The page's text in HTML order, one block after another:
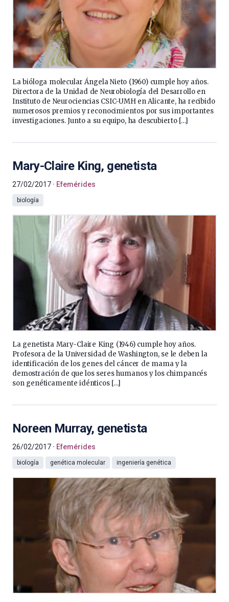
La bióloga molecular Ángela Nieto (1960) cumple hoy años.
Directora de la Unidad de Neurobiología del Desarrollo en
Instituto de Neurociencias CSIC-UMH en Alicante, ha recibido
numerosos premios y reconocimientos por sus importantes
investigaciones. Junto a su equipo, ha descubierto […]
Mary-Claire King, genetista
27/02/2017 Efemérides
biología
La genetista Mary-Claire King (1946) cumple hoy años.
Profesora de la Universidad de Washington, se le deben la
identificación de los genes del cáncer de mama y la
demostración de que los seres humanos y los chimpancés
son genéticamente idénticos […]
Noreen Murray, genetista
26/02/2017 Efemérides
biología genética molecular ingeniería genética